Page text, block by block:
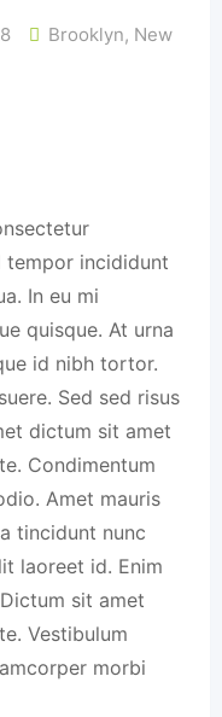
Brooklyn, New
tempor incididunt
In eu mi
quisque. At urna
id nibh tortor.
Sed sed risus
dictum sit amet
Condimentum
Amet mauris
tincidunt nunc
laoreet id. Enim
sit amet
Vestibulum
morbi